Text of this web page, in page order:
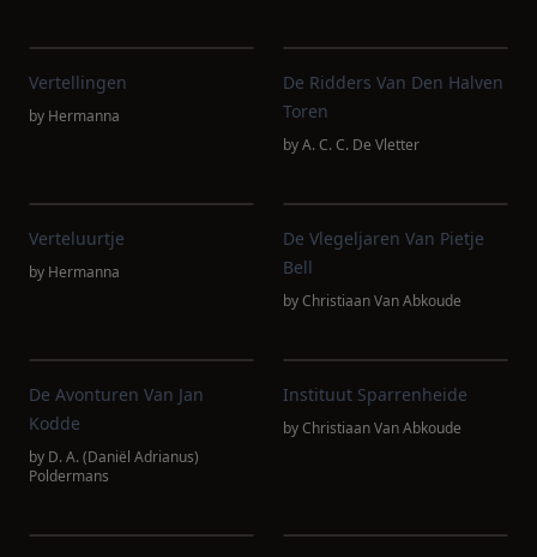
Vertellingen
by Hermanna
De Ridders Van Den Halven
Toren
byA. C. C. De Vletter
Verteluurtje
by Hermanna
De Vlegeljaren Van Pietje
Bell
byChristiaan Van Abkoude
De Avonturen Van Jan
Kodde
by D. A. (Daniël Adrianus)
Poldermans
Instituut Sparrenheide
byChristiaan Van Abkoude